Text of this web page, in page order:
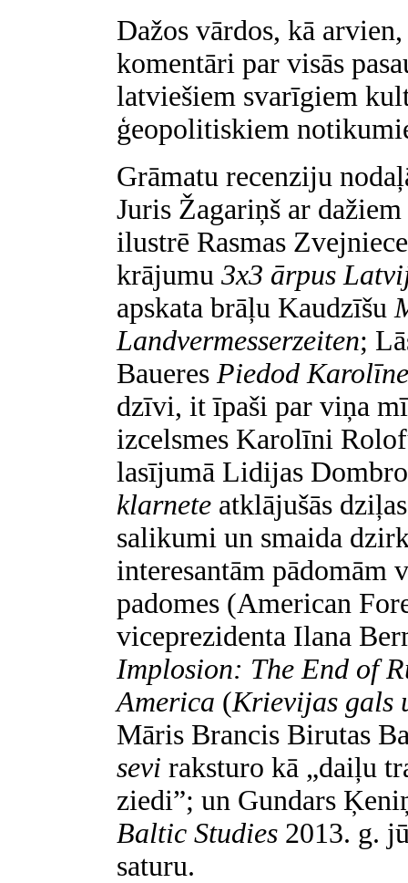
Dažos vārdos, kā
komentāri par visās
latviešiem svarīgiem
ģeopolitiskiem
Grāmatu recenziju
Juris Žagariņš ar
ilustrē Rasmas
krājumu 3x3 ārpus
apskata brāļu Kaudzīšu
Landvermesserzeiten;
Baueres Piedod
dzīvi, it īpaši par viņa
izcelsmes Karolīni
lasījumā Lidijas
klarnete atklājušās
salikumi un smaida
interesantām
padomes (American
viceprezidenta Ilana
Implosion: The End of
America (Krievijas gals
Māris Brancis Birutas
sevi raksturo kā „daiļu
ziedi”; un Gundars
Baltic Studies 2013. g.
saturu.